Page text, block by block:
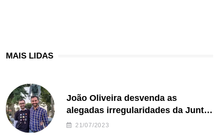
MAIS LIDAS
João Oliveira desvenda as
alegadas irregularidades da Junta
de Freguesia S. João de Ver
21/07/2023